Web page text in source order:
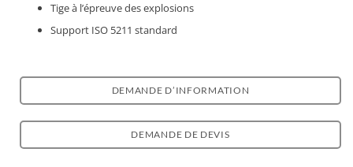
Tige à l’épreuve des explosions
Support ISO 5211 standard
DEMANDE D’INFORMATION
DEMANDE DE DEVIS